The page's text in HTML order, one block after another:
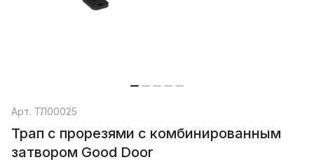
Арт. ТЛ00025
Трап с прорезями с комбинированным
затвором Good Door